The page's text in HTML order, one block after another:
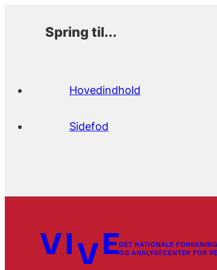
Spring til...
Hovedindhold
Sidefod